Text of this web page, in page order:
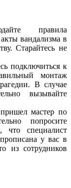
правила
вандализма в
Старайтесь не
подключиться к
монтаж
В случае
вызывайте
мастер по
попросите
что специалист
у вас в
из сотрудников